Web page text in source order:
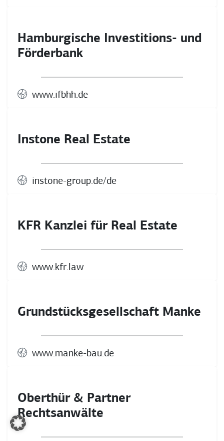
Hamburgische Investitions- und
Förderbank
www.ifbhh.de
Instone Real Estate
instone-group.de/de
KFR Kanzlei für Real Estate
www.kfr.law
Grundstücksgesellschaft Manke
www.manke-bau.de
Oberthür & Partner
Rechtsanwälte